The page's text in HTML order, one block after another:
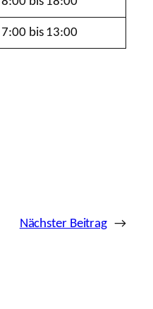
7:00 bis 13:00
Nächster Beitrag →